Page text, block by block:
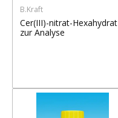
B.Kraft
Cer(III)-nitrat-Hexahydrat
zur Analyse